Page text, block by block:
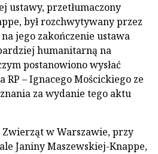
ustawy, przetłumaczony
był rozchwytywany przez
jego zakończenie ustawa
humanitarną na
postanowiono wysłać
RP – Ignacego Mościckiego ze
za wydanie tego aktu
Zwierząt w Warszawie, przy
Janiny Maszewskiej-Knappe,